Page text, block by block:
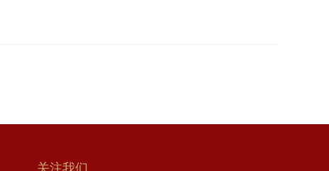
关注我们